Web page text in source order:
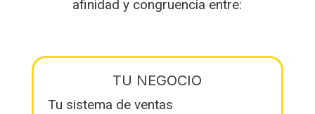
afinidad y congruencia entre:
TU NEGOCIO
Tu sistema de ventas